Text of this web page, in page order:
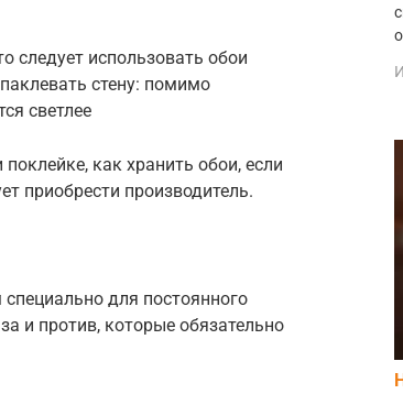
следует использовать обои
стену: помимо
светлее
как хранить обои, если
приобрести производитель.
для постоянного
и против, которые обязательно